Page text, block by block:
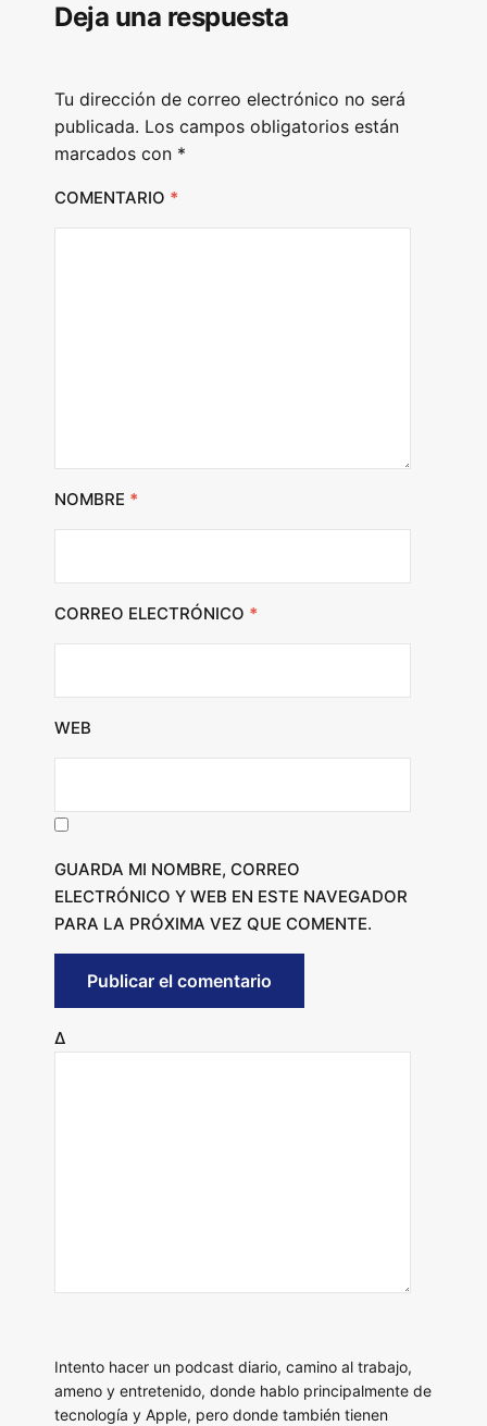
Deja una respuesta
Tu dirección de correo electrónico no será
publicada. Los campos obligatorios están
marcados con *
COMENTARIO *
NOMBRE *
CORREO ELECTRÓNICO *
WEB
GUARDA MI NOMBRE, CORREO
ELECTRÓNICO Y WEB EN ESTE NAVEGADOR
PARA LA PRÓXIMA VEZ QUE COMENTE.
Δ
Intento hacer un podcast diario, camino al trabajo,
ameno y entretenido, donde hablo principalmente de
tecnología y Apple, pero donde también tienen